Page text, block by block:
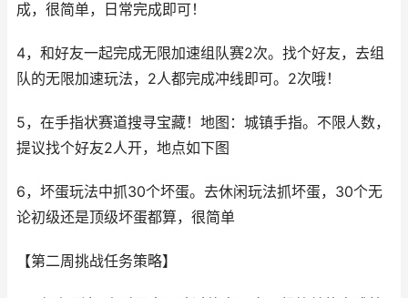
成，很简单，日常完成即可！
4，和好友一起完成无限加速组队赛2次。找个好友，去组
队的无限加速玩法，2人都完成冲线即可。2次哦！
5，在手指状赛道搜寻宝藏！地图：城镇手指。不限人数，
提议找个好友2人开，地点如下图
6，坏蛋玩法中抓30个坏蛋。去休闲玩法抓坏蛋，30个无
论初级还是顶级坏蛋都算，很简单
【第二周挑战任务策略】